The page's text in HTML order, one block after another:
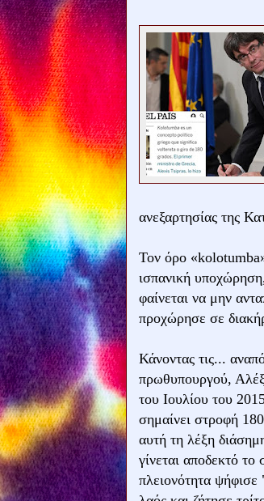
ανεξαρτησίας της
Τον όρο
ισπανική
φαίνεται να μην
προχώρησε σε
Κάνοντας τις...
πρωθυπουργού,
του Ιουλίου του
σημαίνει στροφή
αυτή τη λέξη
γίνεται αποδεκτό
πλειονότητα ψήφισε